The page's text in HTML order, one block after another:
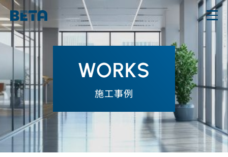
内
容
ッ
プ
WORKS
施工事例